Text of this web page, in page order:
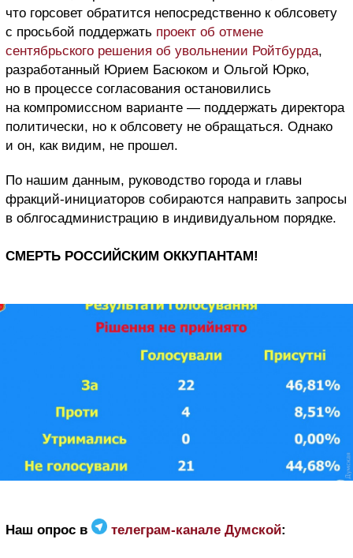
что горсовет обратится непосредственно к облсовету
с просьбой поддержать проект об отмене
сентябрьского решения об увольнении Ройтбурда,
разработанный Юрием Басюком и Ольгой Юрко,
но в процессе согласования остановились
на компромиссном варианте — поддержать директора
политически, но к облсовету не обращаться. Однако
и он, как видим, не прошел.
По нашим данным, руководство города и главы
фракций-инициаторов собираются направить запросы
в облгосадминистрацию в индивидуальном порядке.
СМЕРТЬ РОССИЙСКИМ ОККУПАНТАМ!
Наш опрос в телеграм-канале Думской: